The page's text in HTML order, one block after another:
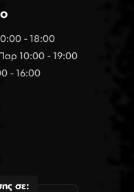
- 18:00
10:00 - 19:00
- 16:00
σε: